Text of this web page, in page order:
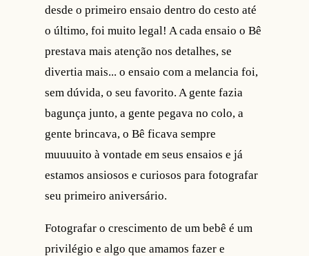
desde o primeiro ensaio dentro do cesto até
o último, foi muito legal! A cada ensaio o Bê
prestava mais atenção nos detalhes, se
divertia mais... o ensaio com a melancia foi,
sem dúvida, o seu favorito. A gente fazia
bagunça junto, a gente pegava no colo, a
gente brincava, o Bê ficava sempre
muuuuito à vontade em seus ensaios e já
estamos ansiosos e curiosos para fotografar
seu primeiro aniversário.
Fotografar o crescimento de um bebê é um
privilégio e algo que amamos fazer e